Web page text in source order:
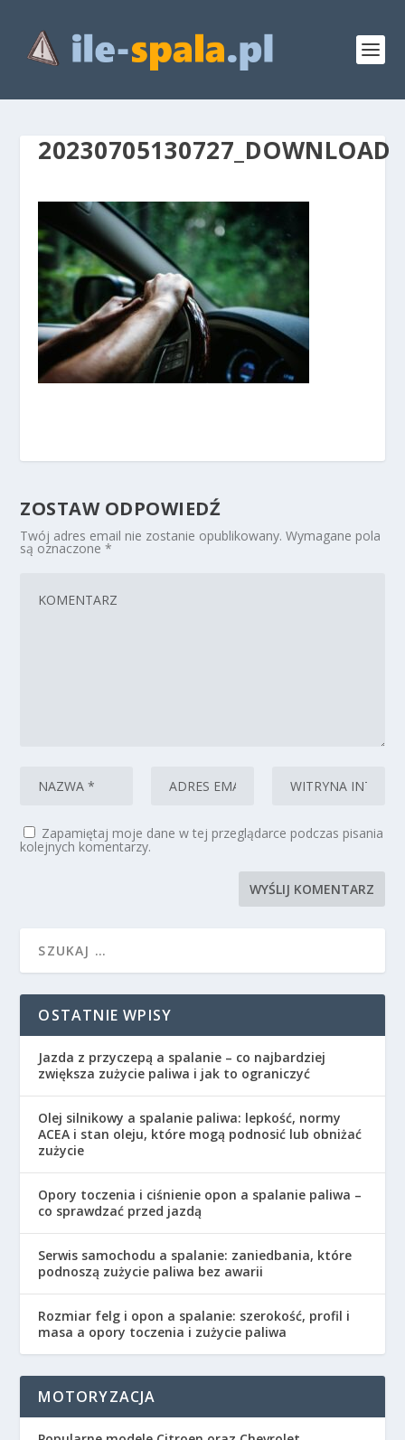
20230705130727_DOWNLOAD
ZOSTAW ODPOWIEDŹ
Twój adres email nie zostanie opublikowany. Wymagane pola
są oznaczone*
Zapamiętaj moje dane w tej przeglądarce podczas pisania
kolejnych komentarzy.
OSTATNIE WPISY
Jazda z przyczepą a spalanie – co najbardziej
zwiększa zużycie paliwa i jak to ograniczyć
Olej silnikowy a spalanie paliwa: lepkość, normy
ACEA i stan oleju, które mogą podnosić lub obniżać
zużycie
Opory toczenia i ciśnienie opon a spalanie paliwa –
co sprawdzać przed jazdą
Serwis samochodu a spalanie: zaniedbania, które
podnoszą zużycie paliwa bez awarii
Rozmiar felg i opon a spalanie: szerokość, profil i
masa a opory toczenia i zużycie paliwa
MOTORYZACJA